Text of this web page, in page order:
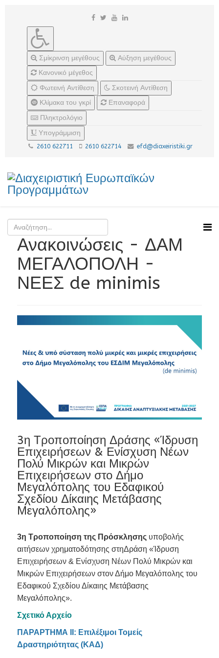
Σμίκρινση μεγέθους
Αύξηση μεγέθους
Κανονικό μέγεθος
Φωτεινή Αντίθεση
Σκοτεινή Αντίθεση
Κλίμακα του γκρί
Επαναφορά
Πληκτρολόγιο
Υπογράμμιση
2610 622711 2610 622714 efd@diaxeiristiki.gr
Ανακοινώσεις - ΔΑΜ
ΜΕΓΑΛΟΠΟΛΗ -
ΝΕΕΣ de minimis
3η Τροποποίηση Δράσης «Ίδρυση
Επιχειρήσεων & Ενίσχυση Νέων
Πολύ Μικρών και Μικρών
Επιχειρήσεων στο Δήμο
Μεγαλόπολης του Εδαφικού
Σχεδίου Δίκαιης Μετάβασης
Μεγαλόπολης»
3η Τροποποίηση της Πρόσκλησης υποβολής
αιτήσεων χρηματοδότησης στηΔράση «Ίδρυση
Επιχειρήσεων & Ενίσχυση Νέων Πολύ Μικρών και
Μικρών Επιχειρήσεων στον Δήμο Μεγαλόπολης του
Εδαφικού Σχεδίου Δίκαιης Μετάβασης
Μεγαλόπολης».
Σχετικό Αρχείο
ΠΑΡΑΡΤΗΜΑ ΙΙ: Επιλέξιμοι Τομείς
Δραστηριότητας (ΚΑΔ)